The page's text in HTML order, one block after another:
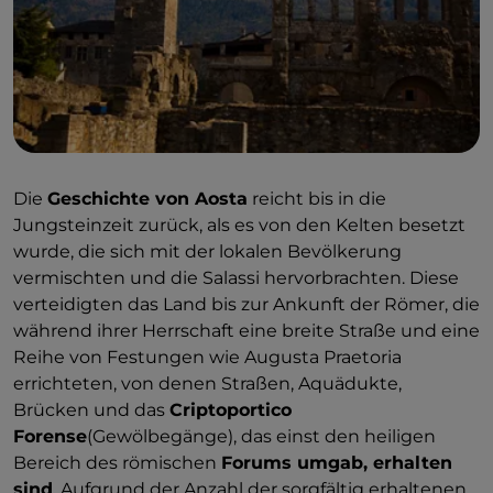
Die Geschichte von Aosta reicht bis in die
Jungsteinzeit zurück, als es von den Kelten besetzt
wurde, die sich mit der lokalen Bevölkerung
vermischten und die Salassi hervorbrachten. Diese
verteidigten das Land bis zur Ankunft der Römer, die
während ihrer Herrschaft eine breite Straße und eine
Reihe von Festungen wie Augusta Praetoria
errichteten, von denen Straßen, Aquädukte,
Brücken und das Criptoportico
Forense(Gewölbegänge), das einst den heiligen
Bereich des römischen Forums umgab, erhalten